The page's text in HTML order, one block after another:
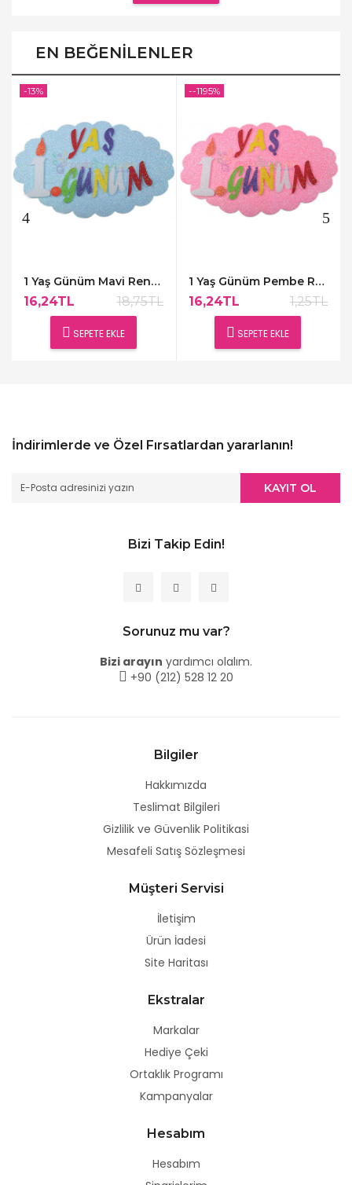
EN BEĞENILENLER
-13%
1 Yaş Günüm Mavi Renk Kapı Süsü,48x30cm
16,24TL 18,75TL
SEPETE EKLE
--1195%
1 Yaş Günüm Pembe Renk Kapı Süsü,48x30cm
16,24TL 1,25TL
SEPETE EKLE
İndirimlerde ve Özel Fırsatlardan yararlanın!
KAYIT OL
Bizi Takip Edin!
Sorunuz mu var?
Bizi arayın yardımcı olalım.
+90 (212) 528 12 20
Bilgiler
Hakkımızda
Teslimat Bilgileri
Gizlilik ve Güvenlik Politikasi
Mesafeli Satış Sözleşmesi
Müşteri Servisi
İletişim
Ürün İadesi
Site Haritası
Ekstralar
Markalar
Hediye Çeki
Ortaklık Programı
Kampanyalar
Hesabım
Hesabım